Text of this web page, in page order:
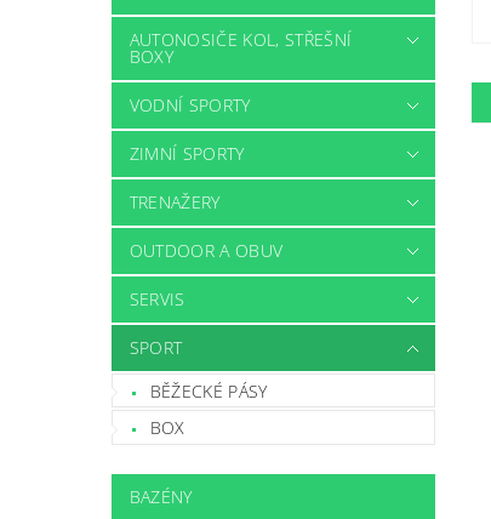
AUTONOSIČE KOL, STŘEŠNÍ
BOXY
VODNÍ SPORTY
ZIMNÍ SPORTY
TRENAŽERY
OUTDOOR A OBUV
SERVIS
SPORT
BĚŽECKÉ PÁSY
BOX
BAZÉNY